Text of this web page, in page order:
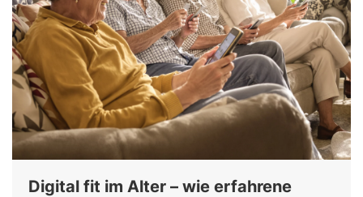
Digital fit im Alter – wie erfahrene